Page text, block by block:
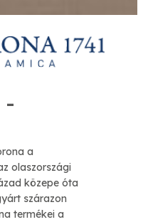
-
a
olaszországi
közepe óta
szárazon
termékei a